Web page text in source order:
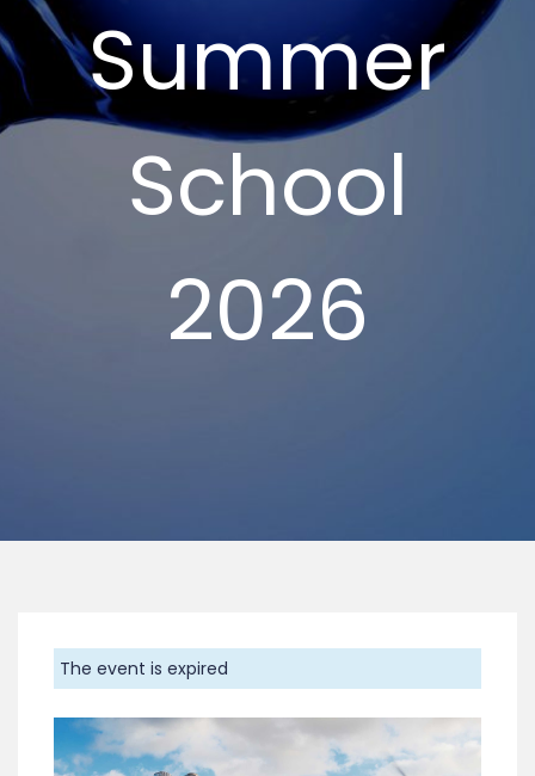
Summer
School
2026
The event is expired
Previous Next